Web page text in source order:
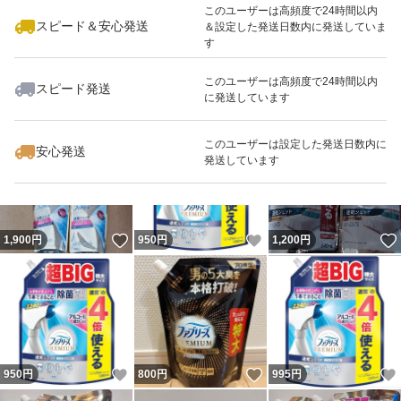
スピード＆安心発送
このユーザーは高頻度で24時間以内
＆設定した発送日数内に発送していま
す
スピード発送
このユーザーは高頻度で24時間以内
に発送しています
安心発送
このユーザーは設定した発送日数内に
発送しています
いいね！
995
1,900円 いいね！
950円 いいね！
1,200円
950円 いいね！
800円 いいね！
995円